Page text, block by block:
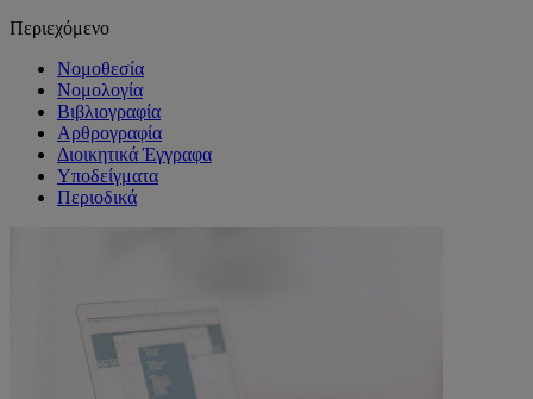
Περιεχόμενο
Νομοθεσία
Νομολογία
Βιβλιογραφία
Αρθρογραφία
Διοικητικά Έγγραφα
Υποδείγματα
Περιοδικά